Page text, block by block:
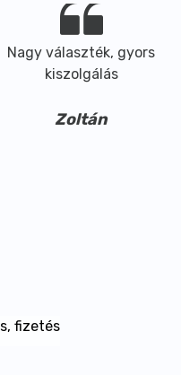
Nagy választék, gyors
kiszolgálás
Zoltán
fizetés